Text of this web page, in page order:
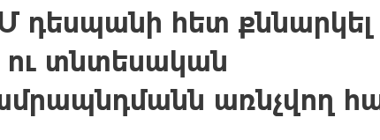
դեսպանի հետ քննարկել
տնտեսական
առնչվող